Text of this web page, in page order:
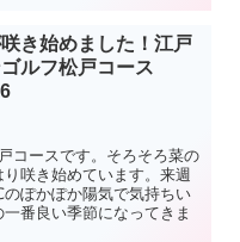
き始めました！江戸
ルフ松戸コース
コースです。そろそろ菜の
咲き始めています。来週
ぽかぽか陽気で気持ちい
番良い季節になってきま